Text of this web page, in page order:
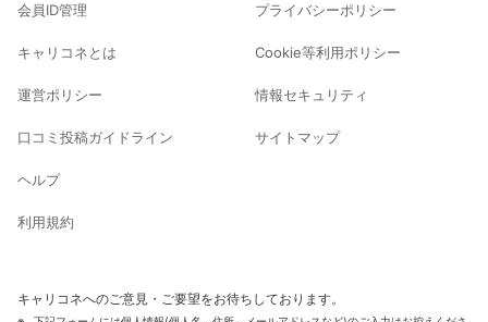
会員ID管理
キャリコネとは
運営ポリシー
口コミ投稿ガイドライン
ヘルプ
利用規約
プライバシーポリシー
Cookie等利用ポリシー
情報セキュリティ
サイトマップ
キャリコネへのご意見・ご要望をお待ちしております。